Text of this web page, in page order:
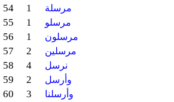
54 1 مرسلة
55 1 مرسلو
56 1 مرسلون
57 2 مرسلين
58 4 نرسل
59 2 وأرسل
60 3 وأرسلنا